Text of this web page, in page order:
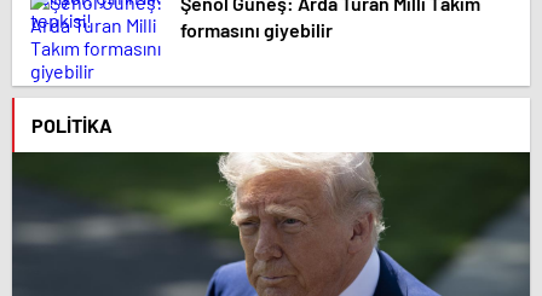
formasını giyebilir
POLITIKA